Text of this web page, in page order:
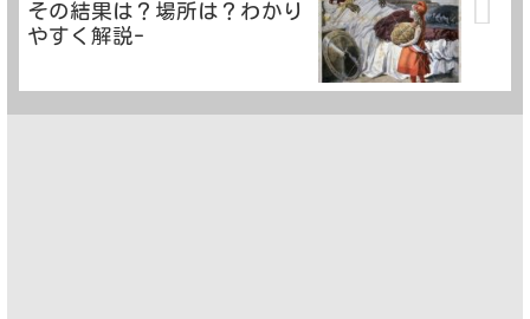
その結果は？場所は？わかり
やすく解説-